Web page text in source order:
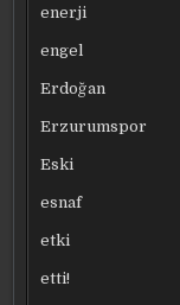
enerji
engel
Erdoğan
Erzurumspor
Eski
esnaf
etki
etti!